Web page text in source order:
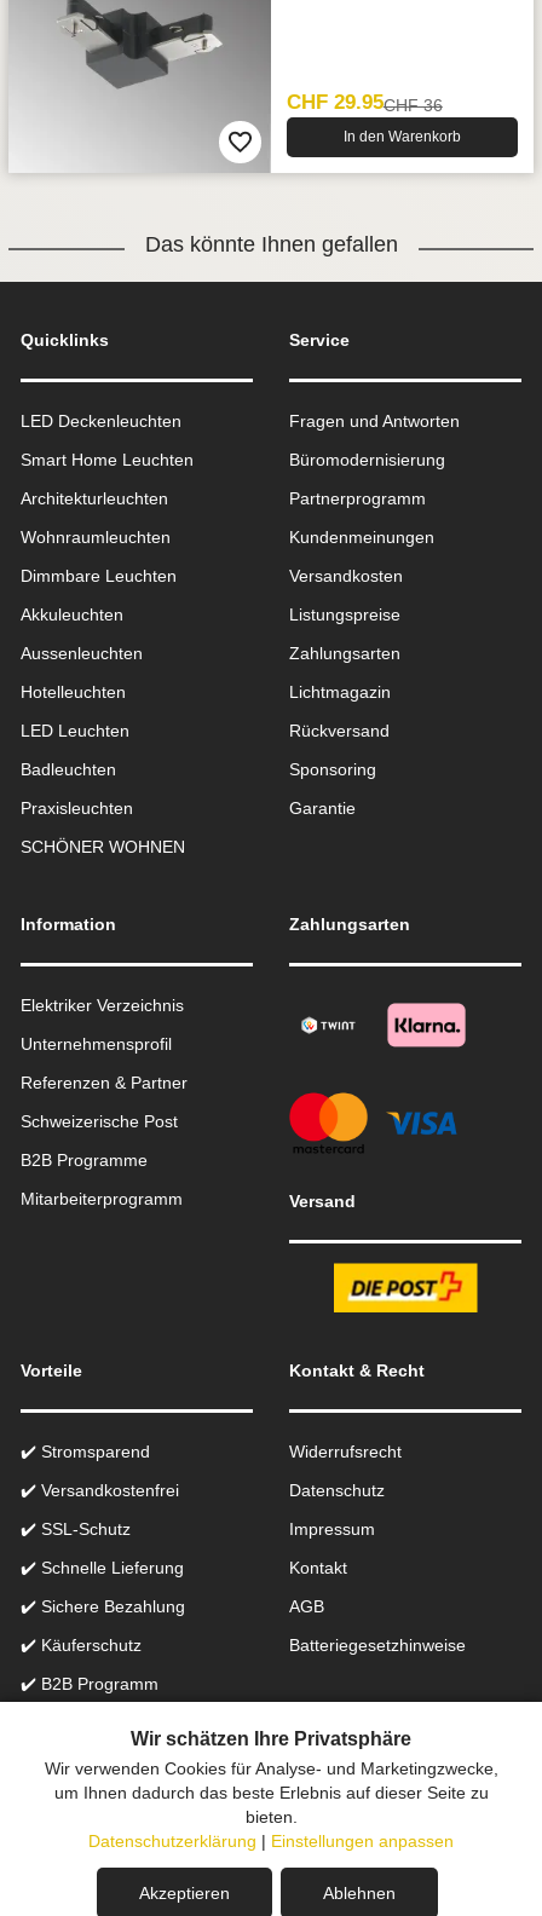
CHF 29.95CHF 36
In den Warenkorb
Das könnte Ihnen gefallen
Dieses Produkt ist leider nicht mehr verfügbar.
Quicklinks
LED Deckenleuchten
Smart Home Leuchten
Architekturleuchten
Wohnraum­leuchten
Dimmbare Leuchten
Akkuleuchten
Aussen­leuchten
Hotelleuchten
LED Leuchten
Badleuchten
Praxisleuchten
SCHÖNER WOHNEN
Service
Fragen und Antworten
Büromodernisierung
Partnerprogramm
Kundenmeinungen
Versandkosten
Listungspreise
Zahlungsarten
Lichtmagazin
Rückversand
Sponsoring
Garantie
Information
Elektriker Verzeichnis
Unternehmensprofil
Referenzen & Partner
Schweizerische Post
B2B Programme
Mitarbeiterprogramm
Zahlungsarten
Versand
Vorteile
✔️ Stromsparend
✔️ Versandkostenfrei
✔️ SSL-Schutz
✔️ Schnelle Lieferung
✔️ Sichere Bezahlung
✔️ Käuferschutz
✔️ B2B Programm
Kontakt & Recht
Widerrufsrecht
Datenschutz
Impressum
Kontakt
AGB
Batteriegesetzhinweise
Onlinefachhandel in der Schweiz für Beleuchtung seit 2012 |
Erstellt mit
peleides.io
Wir schätzen Ihre Privatsphäre
Wir verwenden Cookies für Analyse- und Marketingzwecke,
um Ihnen dadurch das beste Erlebnis auf dieser Seite zu
bieten.
Datenschutzerklärung | Einstellungen anpassen
Akzeptieren Ablehnen